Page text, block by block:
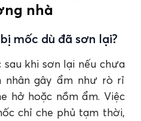
nhà
mốc dù đã sơn lại?
khi sơn lại nếu chưa
gây ẩm như rò rỉ
hở hoặc nồm ẩm. Việc
chỉ che phủ tạm thời,